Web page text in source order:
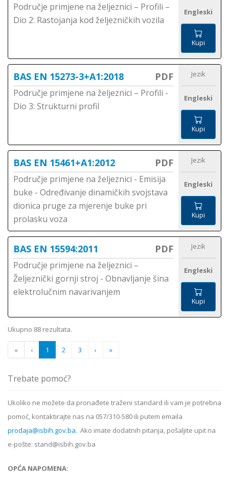
Područje primjene na željeznici – Profili –
Dio 2: Rastojanja kod željezničkih vozila
Engleski
Kupi
BAS EN 15273-3+A1:2018 PDF
Područje primjene na željeznici – Profili -
Dio 3: Strukturni profil
Jezik
Engleski
Kupi
BAS EN 15461+A1:2012 PDF
Područje primjene na željeznici - Emisija
buke - Određivanje dinamičkih svojstava
dionica pruge za mjerenje buke pri
prolasku voza
Jezik
Engleski
Kupi
BAS EN 15594:2011 PDF
Područje primjene na željeznici –
Željeznički gornji stroj - Obnavljanje šina
elektrolučnim navarivanjem
Jezik
Engleski
Kupi
Ukupno 88 rezultata.
« ‹ 1 2 3 › »
Trebate pomoć?
Ukoliko ne možete da pronađete traženi standard ili vam je potrebna
pomoć, kontaktirajte nas na 057/310-580 ili putem emaila
prodaja@isbih.gov.ba. Ako imate dodatnih pitanja, pošaljite upit na
e-pošte: stand@isbih.gov.ba
OPĆA NAPOMENA: